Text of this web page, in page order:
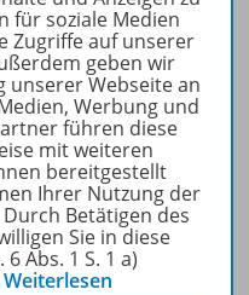
für soziale Medien
Zugriffe auf unserer
geben wir
unserer Webseite an
Werbung und
führen diese
mit weiteren
bereitgestellt
Ihrer Nutzung der
Betätigen des
Sie in diese
Abs. 1 S. 1 a)
Weiterlesen